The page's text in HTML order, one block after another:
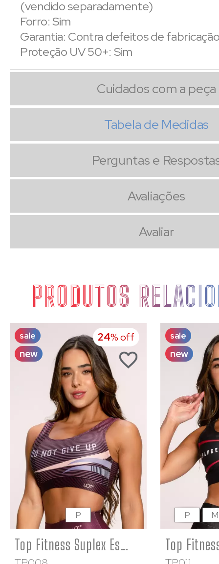
(vendido separadamente)
Forro: Sim
Garantia: Contra defeitos de
Proteção UV 50+: Sim
Cuidados com a peça
Tabela de Medidas
Perguntas e
Avaliações
Avaliar
PRODUTOS
sale
new
24% off
Top Fitness Suplex Estampado Básico Roxo Do Not Give Up
P
sale
new
P M